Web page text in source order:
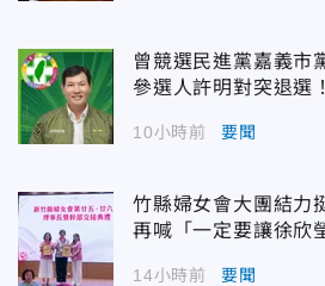
曾競選民進黨嘉義
參選人許明對突退選！
10小時前 要聞
竹縣婦女會大團結
再喊「一定要讓徐欣
14小時前 要聞